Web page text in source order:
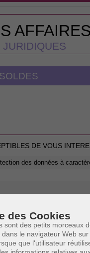
des Cookies
sont des petits morceaux
le navigateur Web
que l'utilisateur
AFFAIRES
DE VOUS
des données à